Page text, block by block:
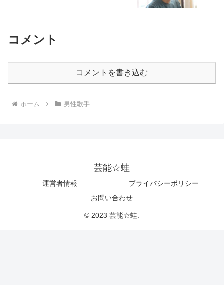
コメント
コメントを書き込む
ホーム 男性歌手
芸能☆蛙
運営者情報
プライバシーポリシー
お問い合わせ
© 2023 芸能☆蛙.